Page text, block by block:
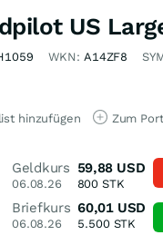
US
WKN: A14ZF8
hinzufügen Zum
Geldkurs
06.08.26
59,88 USD
800 STK
Briefkurs
06.08.26
60,01 USD
5.500STK